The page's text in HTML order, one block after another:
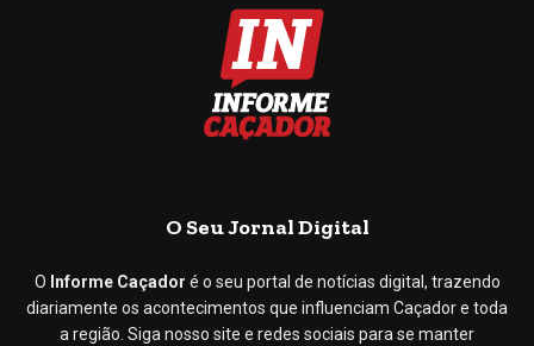
O Seu Jornal Digital
O Informe Caçador é o seu portal de notícias digital, trazendo
diariamente os acontecimentos que influenciam Caçador e toda
a região. Siga nosso site e redes sociais para se manter